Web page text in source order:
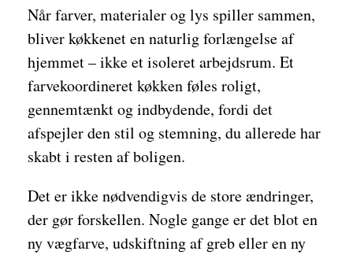
Når farver, materialer og lys spiller sammen,
bliver køkkenet en naturlig forlængelse af
hjemmet – ikke et isoleret arbejdsrum. Et
farvekoordineret køkken føles roligt,
gennemtænkt og indbydende, fordi det
afspejler den stil og stemning, du allerede har
skabt i resten af boligen.
Det er ikke nødvendigvis de store ændringer,
der gør forskellen. Nogle gange er det blot en
ny vægfarve, udskiftning af greb eller en ny